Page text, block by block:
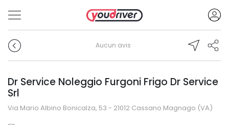
Aucun avis
Dr Service Noleggio Furgoni Frigo Dr Service
Srl
Via Mario Albino Bonicalza, 53 - 21012 Cassano Magnago (VA)